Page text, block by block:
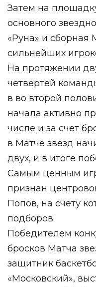
Затем на
основного
«Руна» и сборная
сильнейших
На протяжении
четвертей
в во второй
начала активно
числе и за счет
в Матче звезд
двух, и в итоге
Самым ценным
признан
Попов, на счету
подборов.
Победителем
бросков Матча
защитник
«Московский»,